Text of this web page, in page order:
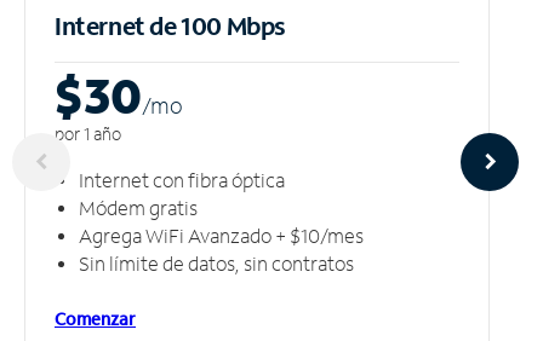
Internet de 100 Mbps
$30/mo
por 1 año
Internet con fibra óptica
Módem gratis
Agrega WiFi Avanzado + $10/mes
Sin límite de datos, sin contratos
Comenzar